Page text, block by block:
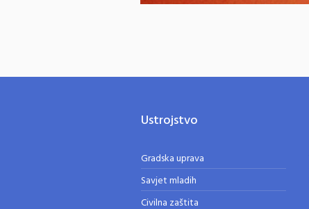
Ustrojstvo
Gradska uprava
Savjet mladih
Civilna zaštita